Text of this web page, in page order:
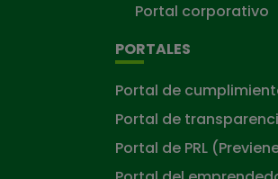
Portal corporativo
PORTALES
Portal de
Portal de
Portal de PRL